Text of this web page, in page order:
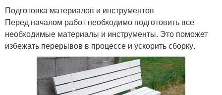
Подготовка материалов и инструментов
Перед началом работ необходимо подготовить все
необходимые материалы и инструменты. Это поможет
избежать перерывов в процессе и ускорить сборку.